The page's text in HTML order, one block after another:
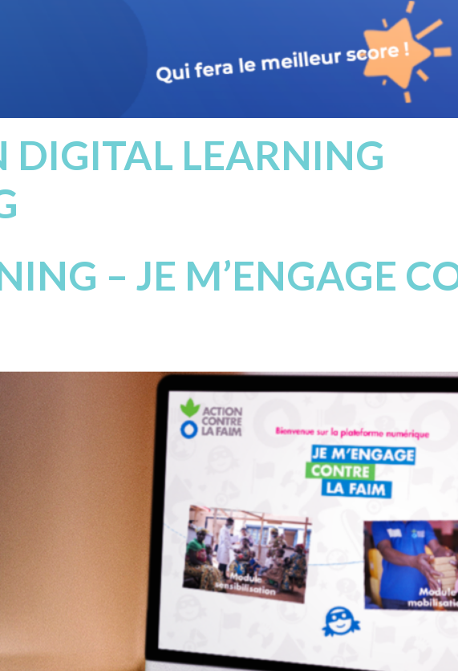
DIGITAL LEARNING
– JE M’ENGAGE